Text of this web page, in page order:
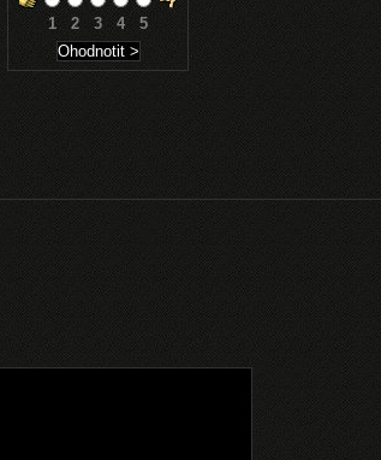
1 2 3 4 5